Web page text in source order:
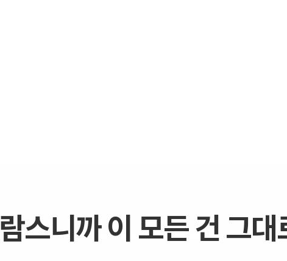
람스니까 이 모든 건 그대